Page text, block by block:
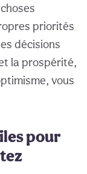
priorités
décisions
la prospérité,
vous
pour